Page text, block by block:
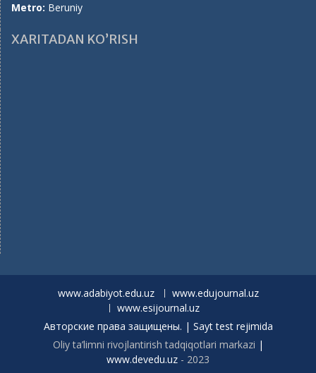
Metro: Beruniy
XARITADAN KO’RISH
www.adabiyot.edu.uz
www.edujournal.uz
www.esijournal.uz
Авторские права защищены. | Sayt test rejimida
Oliy ta’limni rivojlantirish tadqiqotlari markazi |
www.devedu.uz - 2023